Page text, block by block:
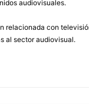
audiovisuales.
relacionada con
al sector audiovisual.